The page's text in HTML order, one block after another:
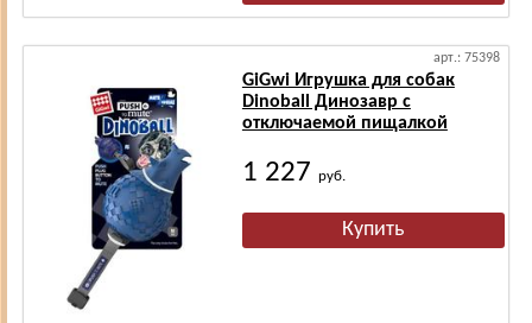
арт.: 75398
GiGwi Игрушка для собак
Dinoball Динозавр с
отключаемой пищалкой
1 227 руб.